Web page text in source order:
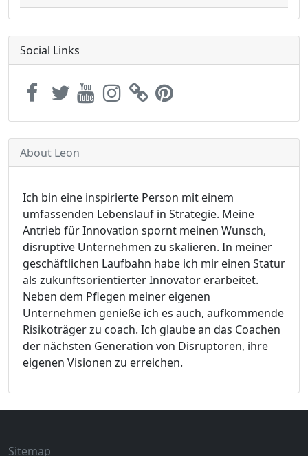
Social Links
About Leon
Ich bin eine inspirierte Person mit einem
umfassenden Lebenslauf in Strategie. Meine
Antrieb für Innovation spornt meinen Wunsch,
disruptive Unternehmen zu skalieren. In meiner
geschäftlichen Laufbahn habe ich mir einen Statur
als zukunftsorientierter Innovator erarbeitet.
Neben dem Pflegen meiner eigenen
Unternehmen genieße ich es auch, aufkommende
Risikoträger zu coach. Ich glaube an das Coachen
der nächsten Generation von Disruptoren, ihre
eigenen Visionen zu erreichen.
Sitemap